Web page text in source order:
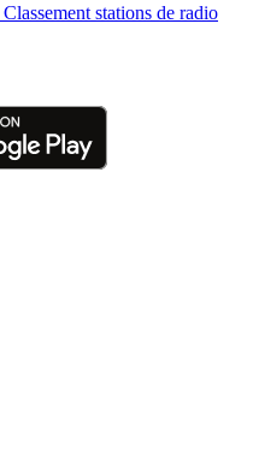
Classement stations de radio